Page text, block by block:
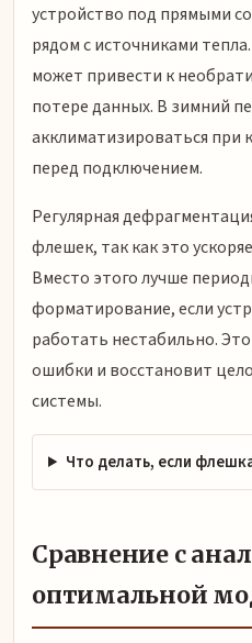
устройство под прямыми
рядом с источниками
может привести к
потере данных. В зимний
акклиматизироваться при
перед подключением.
Регулярная
флешек, так как это
Вместо этого лучше
форматирование, если
работать нестабильно.
ошибки и восстановит
системы.
Что делать, если
Сравнение с
оптимальной